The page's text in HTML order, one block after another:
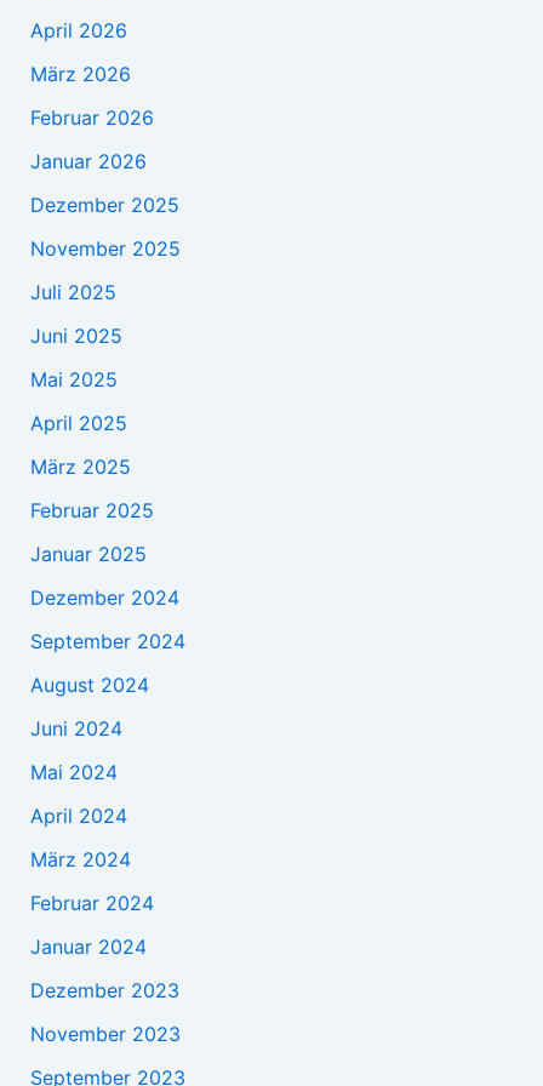
April 2026
März 2026
Februar 2026
Januar 2026
Dezember 2025
November 2025
Juli 2025
Juni 2025
Mai 2025
April 2025
März 2025
Februar 2025
Januar 2025
Dezember 2024
September 2024
August 2024
Juni 2024
Mai 2024
April 2024
März 2024
Februar 2024
Januar 2024
Dezember 2023
November 2023
September 2023